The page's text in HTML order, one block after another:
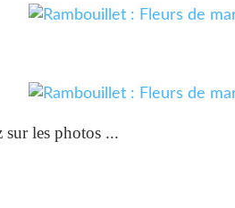
sur les photos ...